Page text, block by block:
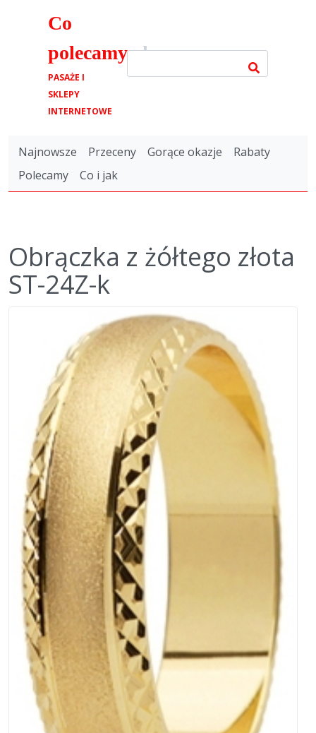
Co
polecamy.pl
PASAŻE I
SKLEPY
INTERNETOWE
Najnowsze Przeceny Gorące okazje
Rabaty
Polecamy
Co i jak
Obrączka z żółtego złota
ST-24Z-k